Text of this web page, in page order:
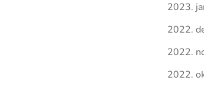
2023.
2022.
2022.
2022.